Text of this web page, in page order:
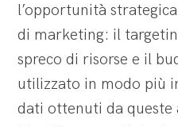
l’opportunità
di marketing: il
spreco di risorse e il
utilizzato in modo più
dati ottenuti da